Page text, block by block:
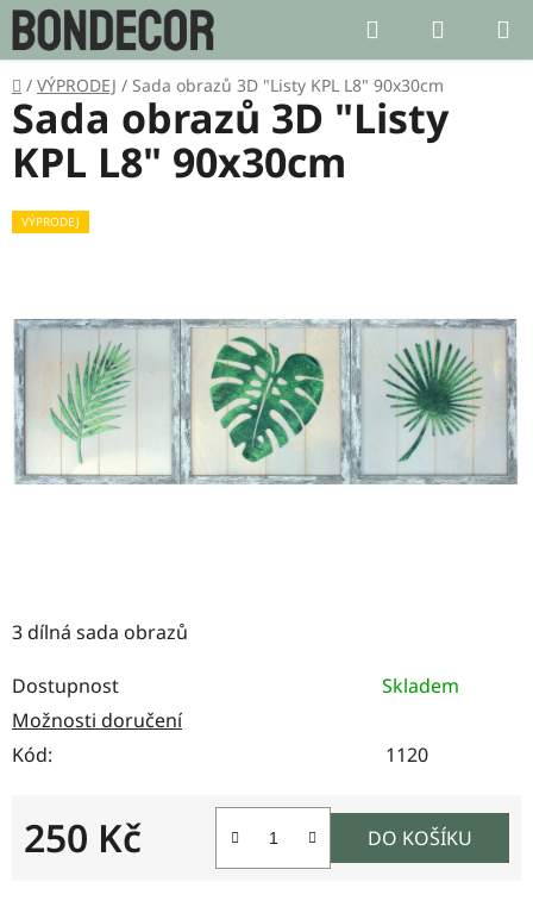
Přejít
na
obsah
Hledat
KOŠÍK
Domů
/ VÝPRODEJ / Sada obrazů 3D "Listy KPL L8" 90x30cm
3 dílná sada obrazů
Dostupnost
Skladem
Možnosti doručení
Kód:
1120
250 Kč DO KOŠÍKU
Sada obrazů 3D "Listy
KPL L8" 90x30cm
VÝPRODEJ